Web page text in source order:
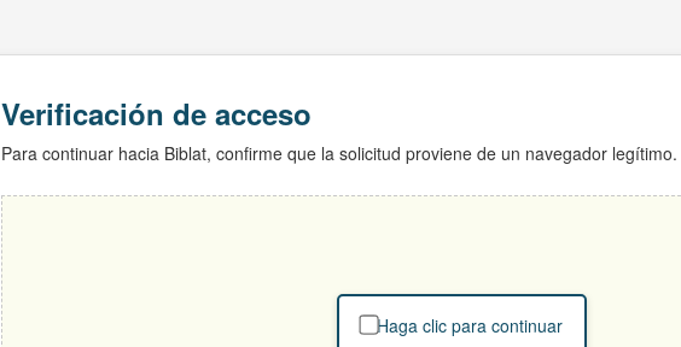
Verificación de acceso
Para continuar hacia Biblat, confirme que la solicitud proviene de un navegador legítimo.
Haga clic para continuar